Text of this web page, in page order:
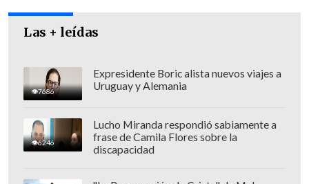
Shaquille O'Neal o Carl Lewis, entre
otros.
Las + leídas
7686
Expresidente Boric alista nuevos viajes a
Uruguay y Alemania
6246
Lucho Miranda respondió sabiamente a
frase de Camila Flores sobre la
discapacidad